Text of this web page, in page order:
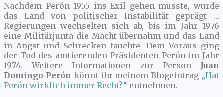
Nachdem Perón 1955 ins Exil gehen musste, wurde
das Land von politischer Instabilität geprägt …
Regierungen wechselten sich ab, bis im Jahr 1976
eine Militärjunta die Macht übernahm und das Land
in Angst und Schrecken tauchte. Dem Voraus ging
der Tod des amtierenden Präsidenten Perón im Jahr
1974. Weitere Informationen zur Person Juan
Domingo Perón könnt ihr meinem Blogeintrag „Hat
Perón wirklich immer Recht?“ entnehmen.